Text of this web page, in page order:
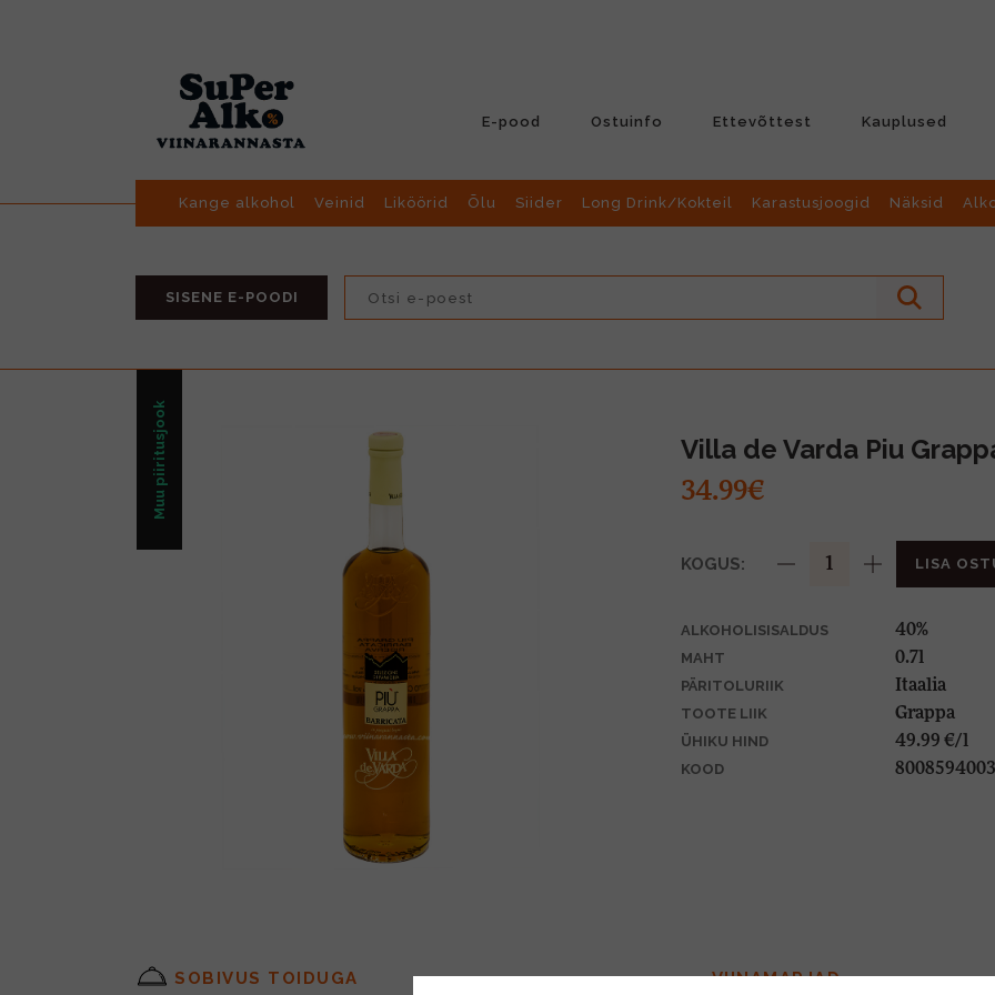
E-pood Ostuinfo Ettevõttest Kauplused
Kange alkohol Veinid Liköörid Õlu Siider Long Drink/Kokteil Karastusjoogid Näksid
SISENE E-POODI
Muu piiritusjook Villa de Varda Piu
34.99€
KOGUS: LISA
ALKOHOLISISALDUS 40%
MAHT 0.7l
PÄRITOLURIIK Itaalia
TOOTE LIIK Grappa
ÜHIKU HIND 49.99 €/l
KOOD
SOBIVUS TOIDUGA VIINAMARJAD